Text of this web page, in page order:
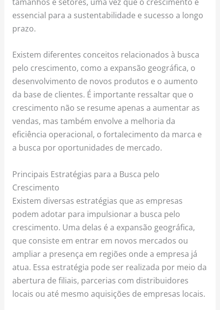
essencial para a sustentabilidade e sucesso a longo
prazo.
Existem diferentes conceitos relacionados à busca
pelo crescimento, como a expansão geográfica, o
desenvolvimento de novos produtos e o aumento
da base de clientes. É importante ressaltar que o
crescimento não se resume apenas a aumentar as
vendas, mas também envolve a melhoria da
eficiência operacional, o fortalecimento da marca e
a busca por oportunidades de mercado.
Principais Estratégias para a Busca pelo
Crescimento
Existem diversas estratégias que as empresas
podem adotar para impulsionar a busca pelo
crescimento. Uma delas é a expansão geográfica,
que consiste em entrar em novos mercados ou
ampliar a presença em regiões onde a empresa já
atua. Essa estratégia pode ser realizada por meio da
abertura de filiais, parcerias com distribuidores
locais ou até mesmo aquisições de empresas locais.